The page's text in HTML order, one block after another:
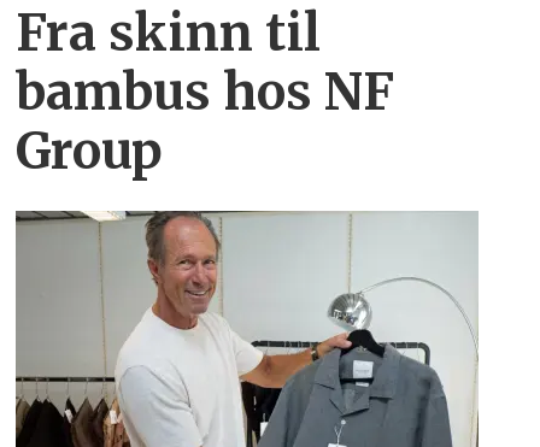
Fra skinn til
bambus hos NF
Group